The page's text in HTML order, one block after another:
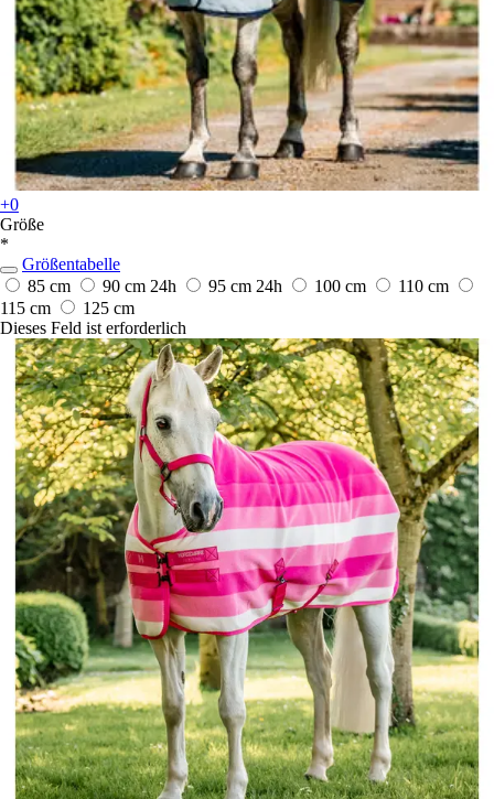
+0
Größe
*
Größentabelle
85 cm
90 cm 24h 95 cm 24h 100 cm
110 cm
115 cm
125 cm
Dieses Feld ist erforderlich